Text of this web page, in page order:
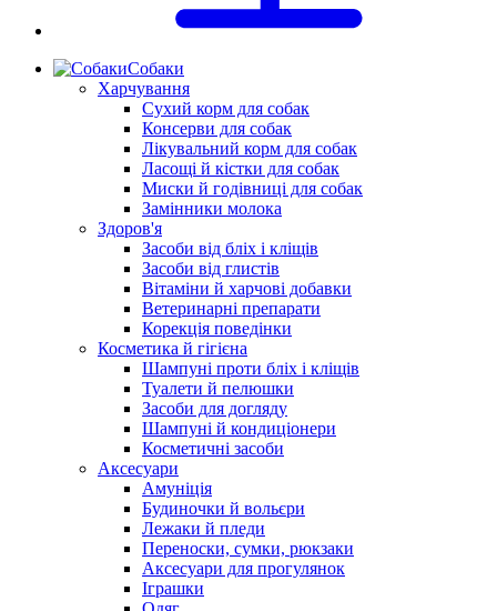
Собаки
Харчування
Сухий корм для собак
Консерви для собак
Лікувальний корм для собак
Ласощі й кістки для собак
Миски й годівниці для собак
Замінники молока
Здоров'я
Засоби від бліх і кліщів
Засоби від глистів
Вітаміни й харчові добавки
Ветеринарні препарати
Корекція поведінки
Косметика й гігієна
Шампуні проти бліх і кліщів
Туалети й пелюшки
Засоби для догляду
Шампуні й кондиціонери
Косметичні засоби
Аксесуари
Амуніція
Будиночки й вольєри
Лежаки й пледи
Переноски, сумки, рюкзаки
Аксесуари для прогулянок
Іграшки